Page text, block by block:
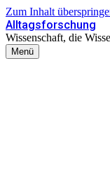
Zum Inhalt
Alltagsforschung
Wissenschaft, die
Menü